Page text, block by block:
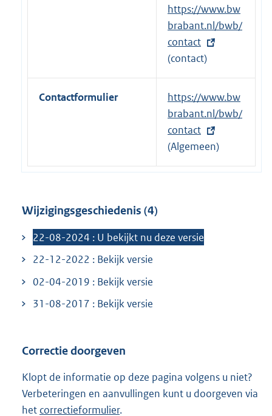
e
r
n
e
l
i
n
:
E
x
t
e
r
n
e
i
k
https://www.bw
brabant.nl/bwb/
contact
(contact)
Contactformulier
E
x
t
e
r
i
n
https://www.bw
brabant.nl/bwb/
contact
(Algemeen)
Wijzigingsgeschiedenis (4)
22-08-2024 : U bekijkt nu deze versie
22-12-2022 : Bekijk versie
02-04-2019 : Bekijk versie
31-08-2017 : Bekijk versie
Correctie doorgeven
Klopt de informatie op deze pagina volgens u niet?
Verbeteringen en aanvullingen kunt u doorgeven via
het correctieformulier.